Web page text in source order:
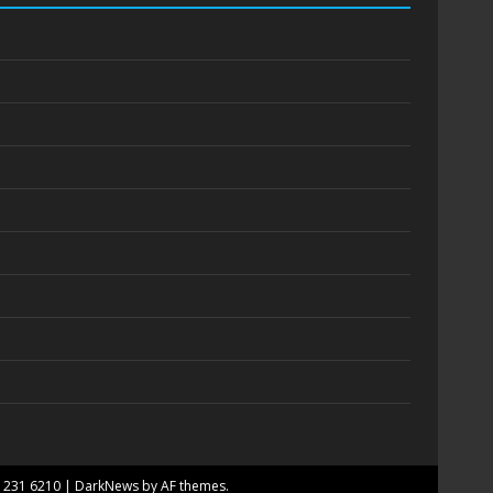
6210 | DarkNewsby AF themes.